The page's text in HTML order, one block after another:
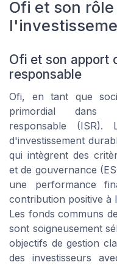
Ofi et son
Ofi et son apport
responsable
Ofi, en tant que
primordial dans
responsable (ISR).
d'investissement
qui intègrent des
et de gouvernance
une performance
contribution positive à
Les fonds communs
sont soigneusement
objectifs de gestion
des investisseurs